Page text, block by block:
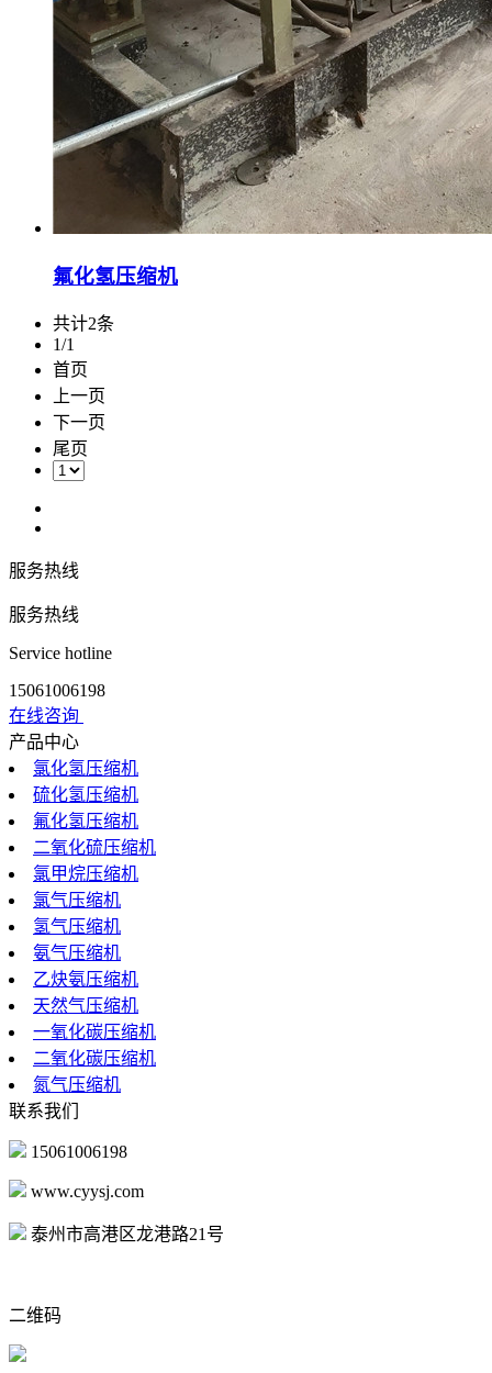
氟化氢压缩机
共计2条
1/1
首页
上一页
下一页
尾页
服务热线
服务热线
Service hotline
15061006198
在线咨询
产品中心
氯化氢压缩机
硫化氢压缩机
氟化氢压缩机
二氧化硫压缩机
氯甲烷压缩机
氯气压缩机
氢气压缩机
氨气压缩机
乙炔氨压缩机
天然气压缩机
一氧化碳压缩机
二氧化碳压缩机
氮气压缩机
联系我们
15061006198
www.cyysj.com
泰州市高港区龙港路21号
二维码